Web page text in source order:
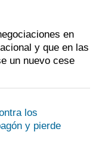
en
y que en las
un nuevo cese